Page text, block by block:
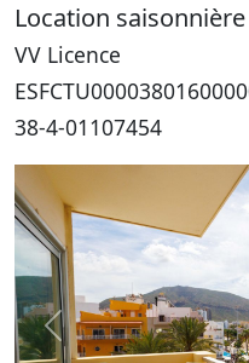
Location
VV Licence
38-4-01107454